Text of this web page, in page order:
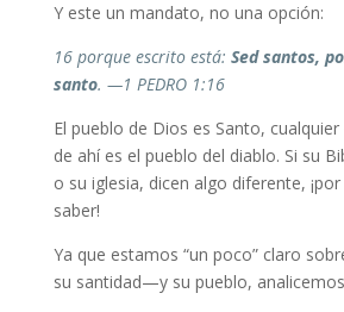
Y este un mandato, no una opción:
16 porque escrito está: Sed santos,
santo. —1 PEDRO 1:16
El pueblo de Dios es Santo,
de ahí es el pueblo del diablo. Si su
o su iglesia, dicen algo diferente,
saber!
Ya que estamos “un poco” claro
su santidad—y su pueblo,